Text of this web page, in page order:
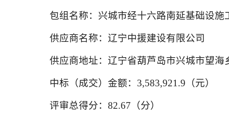
包组名称：兴城市经十六路南延基础设施
供应商名称：辽宁中援建设有限公司
供应商地址：辽宁省葫芦岛市兴城市望海
中标（成交）金额：3,583,921.9（元）
评审总得分：82.67（分）